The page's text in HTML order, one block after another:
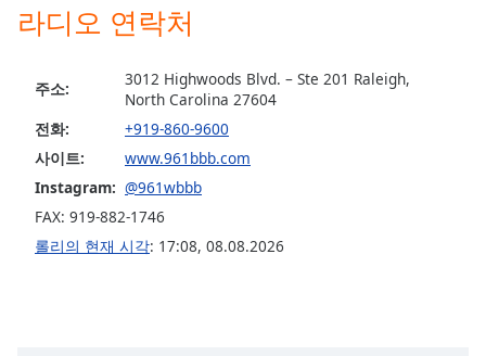
Subtitles
subtitles
opens
subtitles
settings
dialog
subtitles
off,
라디오 연락처
주소:
3012 Highwoods Blvd. – Ste 201 Raleigh,
North Carolina 27604
전화:
+919-860-9600
사이트:
www.961bbb.com
Instagram: @961wbbb
FAX: 919-882-1746
롤리의 현재 시각: 17:08, 08.08.2026